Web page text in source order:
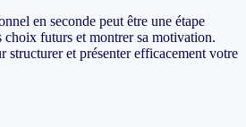
en seconde peut être une étape
choix futurs et montrer sa motivation.
structurer et présenter efficacement votre